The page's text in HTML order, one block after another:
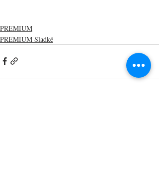
PREMIUM
PREMIUM Sladké